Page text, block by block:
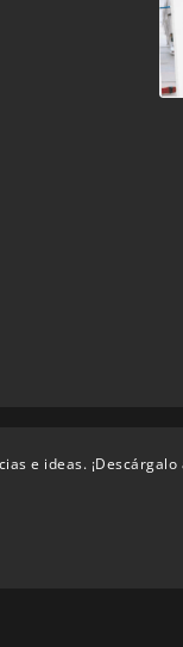
e ideas.